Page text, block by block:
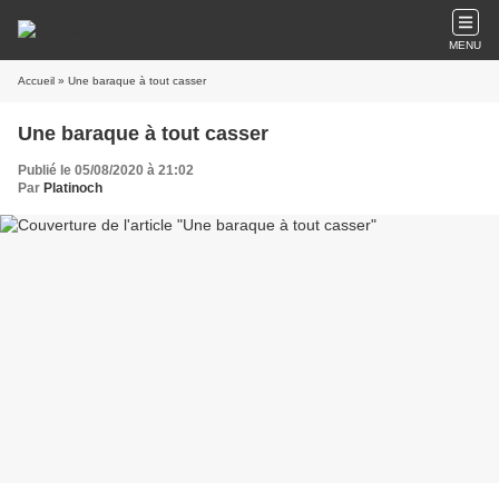
MENU
Accueil » Une baraque à tout casser
Une baraque à tout casser
Publié le 05/08/2020 à 21:02
Par Platinoch